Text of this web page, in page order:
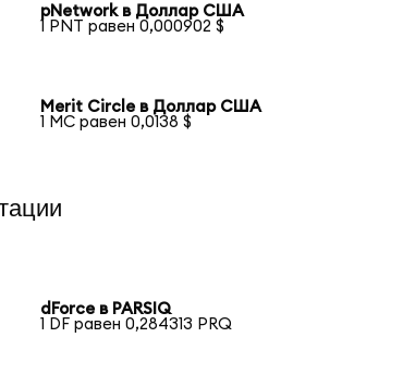
pNetwork в Доллар США
1 PNT равен 0,000902 $
Merit Circle в Доллар США
1 MC равен 0,0138 $
dForce в PARSIQ
1 DF равен 0,284313 PRQ